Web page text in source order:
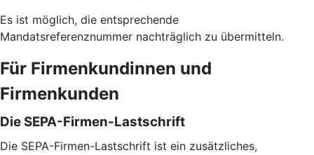
Es ist möglich, die entsprechende
Mandatsreferenznummer nachträglich zu übermitteln.
Für Firmenkundinnen und
Firmenkunden
Die SEPA-Firmen-Lastschrift
Die SEPA-Firmen-Lastschrift ist ein zusätzliches,